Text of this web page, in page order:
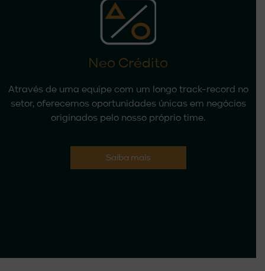
Neo Crédito
Através de uma equipe com um longo track-record no
setor, oferecemos oportunidades únicas em negócios
originados pelo nosso próprio time.
Saiba mais